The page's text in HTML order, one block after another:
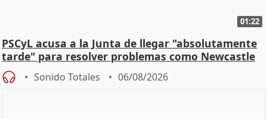
01:22
PSCyL acusa a la Junta de llegar "absolutamente
tarde" para resolver problemas como Newcastle
Sonido Totales 06/08/2026